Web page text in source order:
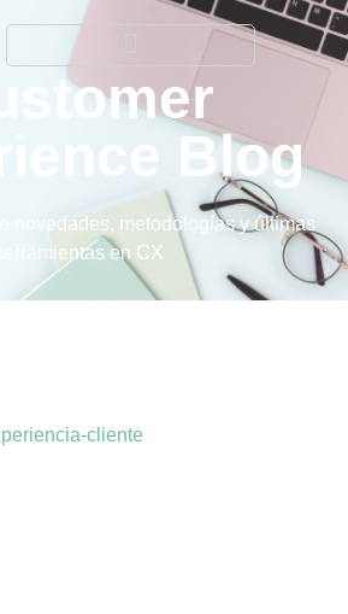
Blog
novedades, metodologías y últimas
herramientas en CX